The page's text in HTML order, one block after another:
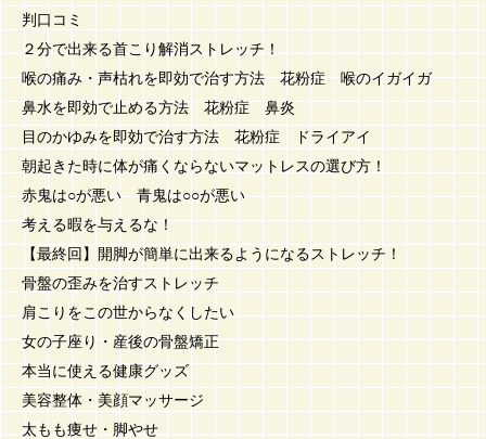
判口コミ
２分で出来る首こり解消ストレッチ！
喉の痛み・声枯れを即効で治す方法 花粉症 喉のイガイガ
鼻水を即効で止める方法 花粉症 鼻炎
目のかゆみを即効で治す方法 花粉症 ドライアイ
朝起きた時に体が痛くならないマットレスの選び方！
赤鬼は○が悪い 青鬼は○○が悪い
考える暇を与えるな！
【最終回】開脚が簡単に出来るようになるストレッチ！
骨盤の歪みを治すストレッチ
肩こりをこの世からなくしたい
女の子座り・産後の骨盤矯正
本当に使える健康グッズ
美容整体・美顔マッサージ
太もも痩せ・脚やせ